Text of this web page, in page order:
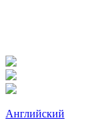
Английский